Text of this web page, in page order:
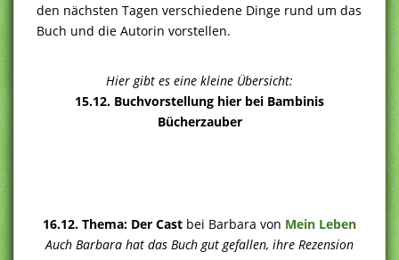
den nächsten Tagen verschiedene Dinge rund um das
Buch und die Autorin vorstellen.
Hier gibt es eine kleine Übersicht:
15.12. Buchvorstellung hier bei Bambinis
Bücherzauber
16.12. Thema: Der Cast bei Barbara von Mein Leben
Auch Barbara hat das Buch gut gefallen, ihre Rezension